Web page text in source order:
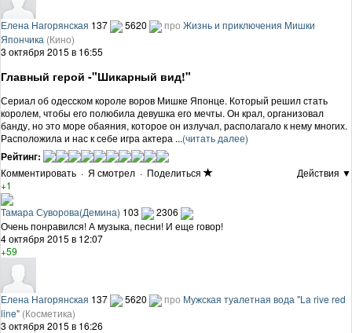
Елена Нагорянская 137 5620 про Жизнь и приключения Мишки
Япончика (Кино)
3 октября 2015 в 16:55
Главный герой -"Шикарный вид!"
Сериал об одесском короле воров Мишке Японце. Который решил стать
королем, чтобы его полюбила девушка его мечты. Он крал, организовал
банду, но это море обаяния, которое он излучал, располагало к нему многих.
Расположила и нас к себе игра актера ...(читать далее)
Рейтинг:
Комментировать · Я смотрел · Поделиться
Действия ▼
+1
Тамара Суворова(Демина) 103
2306
Очень понравился! А музыка, песни! И еще говор!
4 октября 2015 в 12:07
+59
Елена Нагорянская 137 5620 про Мужская туалетная вода "La rive red
line" (Косметика)
3 октября 2015 в 16:26